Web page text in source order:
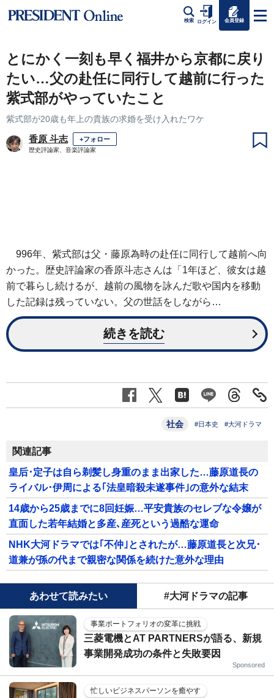
検索 ログイン 会員登録
とにかく一刻も早く福井から京都に戻り
たい…父の赴任に同行して越前に行った
紫式部がやっていたこと
紫式部が20歳も年上の貴族の求婚を受け入れたワケ
香原 斗志 +フォロー
歴史評論家、音楽評論家
996年、紫式部は父・藤原為時の赴任に同行して越前へ向
かった。歴史評論家の香原斗志さんは「1年ほど、彼女は越
前で暮らし続けるが、越前の風物を詠んだ歌や国内を移動
した記録は残っていない。父の世話をしながら…
続きを読む
社会 #日本史 #大河ドラマ
関連記事
皇后･定子は自ら剃髪し身重のまま出家した…藤原道長の
ライバル･伊周による｢法皇暗殺未遂事件｣の意外な結末
14歳から25歳までに8回妊娠…平安貴族のセレブな令嬢が
直面した若年結婚と多産､産死という過酷な運命
NHK大河ドラマでは｢不仲｣とされたが…藤原道長と次兄･
道兼が孫の代まで親密な関係を続けた意外な理由
あわせて読みたい #大河ドラマの記事
事業ポートフォリオの変革に挑戦
三菱電機とAT PARTNERSが語る、新規
事業開発成功の条件と失敗要因
Sponsored
忙しいビジネスパーソンを癒やす